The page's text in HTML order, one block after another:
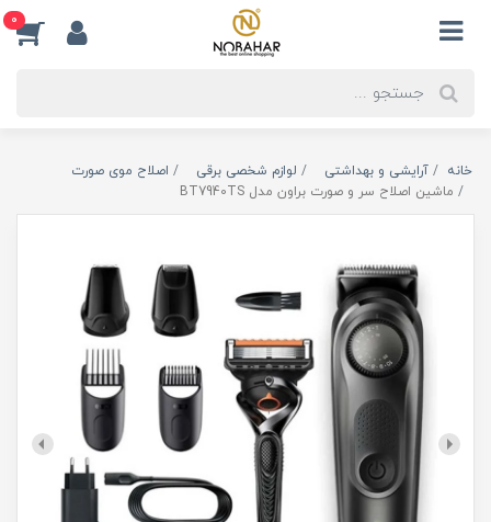
0
خانه آرایشی و بهداشتی لوازم شخصی برقی
اصلاح موی صورت
ماشین اصلاح سر و صورت براون مدل BT7940TS